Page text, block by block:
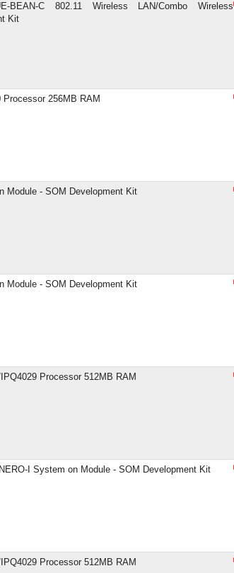
BEAN-C 802.11 Wireless LAN/Combo Wireless
Kit
256MB RAM
Module - SOM Development Kit
Module - SOM Development Kit
Processor 512MB RAM
I System on Module - SOM Development Kit
Processor 512MB RAM